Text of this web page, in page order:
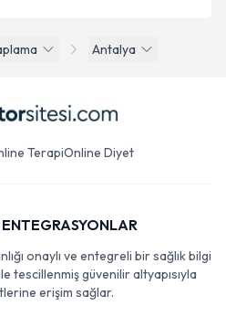
Antalya
TerapiOnline Diyet
onaylı ve entegreli bir sağlık bilgi
tescillenmiş güvenilir altyapısıyla
erişim sağlar.